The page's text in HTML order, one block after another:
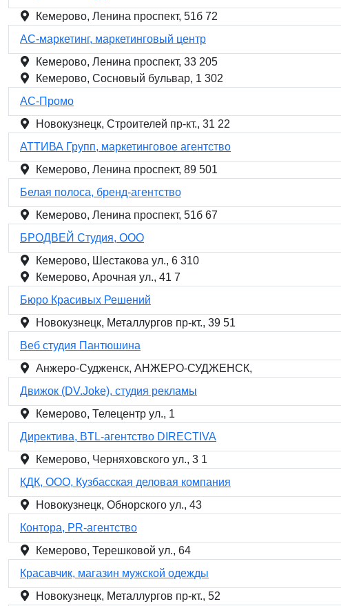
Кемерово, Ленина проспект, 51б 72
АС-маркетинг, маркетинговый центр
Кемерово, Ленина проспект, 33 205
Кемерово, Сосновый бульвар, 1 302
АС-Промо
Новокузнецк, Строителей пр-кт., 31 22
АТТИВА Групп, маркетинговое агентство
Кемерово, Ленина проспект, 89 501
Белая полоса, бренд-агентство
Кемерово, Ленина проспект, 51б 67
БРОДВЕЙ Студия, ООО
Кемерово, Шестакова ул., 6 310
Кемерово, Арочная ул., 41 7
Бюро Красивых Решений
Новокузнецк, Металлургов пр-кт., 39 51
Веб студия Пантюшина
Анжеро-Судженск, АНЖЕРО-СУДЖЕНСК,
Движок (DV.Joke), студия рекламы
Кемерово, Телецентр ул., 1
Директива, BTL-агентство DIRECTIVA
Кемерово, Черняховского ул., 3 1
КДК, ООО, Кузбасская деловая компания
Новокузнецк, Обнорского ул., 43
Контора, PR-агентство
Кемерово, Терешковой ул., 64
Красавчик, магазин мужской одежды
Новокузнецк, Металлургов пр-кт., 52